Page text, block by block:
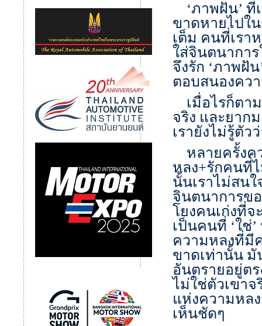
‘ภาพฝัน’ ที่
ขาดหายไปใ
เต็ม คนที่เรา
ใส่จินตนาการ
จึงรัก ‘ภาพฝั
ตอบสนองคว
เมื่อไรก็ตาม
จริง และยาก
เรายังไม่รู้ตัว
หลายครั้งค
หลง+รักคนที่
นั้นเราไม่สนใ
จินตนาการข
โยงคนเก่งที่จ
เป็นคนที่ ‘ใช่
ความหลงที่มี
ขาดเท่านั้น มั
อันตรายอยู่ต
ไม่ใช่ตัวเขา
แห่งความหล
เห็นชัดๆ